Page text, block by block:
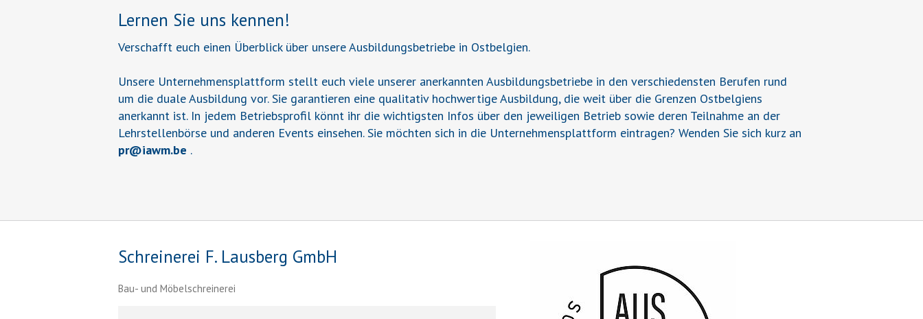
Lernen Sie uns kennen!
Verschafft euch einen Überblick über unsere Ausbildungsbetriebe in Ostbelgien.
Unsere Unternehmensplattform stellt euch viele unserer anerkannten Ausbildungsbetriebe in den verschiedensten Berufen rund
um die duale Ausbildung vor. Sie garantieren eine qualitativ hochwertige Ausbildung, die weit über die Grenzen Ostbelgiens
anerkannt ist. In jedem Betriebsprofil könnt ihr die wichtigsten Infos über den jeweiligen Betrieb sowie deren Teilnahme an der
Lehrstellenbörse und anderen Events einsehen. Sie möchten sich in die Unternehmensplattform eintragen? Wenden Sie sich kurz an
pr@iawm.be .
Schreinerei F. Lausberg GmbH
Bau- und Möbelschreinerei